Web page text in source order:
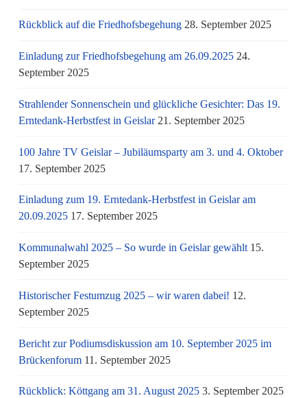
Rückblick auf die Friedhofsbegehung 28. September 2025
Einladung zur Friedhofsbegehung am 26.09.2025 24.
September 2025
Strahlender Sonnenschein und glückliche Gesichter: Das 19.
Erntedank-Herbstfest in Geislar 21. September 2025
100 Jahre TV Geislar – Jubiläumsparty am 3. und 4. Oktober
17. September 2025
Einladung zum 19. Erntedank-Herbstfest in Geislar am
20.09.2025 17. September 2025
Kommunalwahl 2025 – So wurde in Geislar gewählt 15.
September 2025
Historischer Festumzug 2025 – wir waren dabei! 12.
September 2025
Bericht zur Podiumsdiskussion am 10. September 2025 im
Brückenforum 11. September 2025
Rückblick: Köttgang am 31. August 2025 3. September 2025